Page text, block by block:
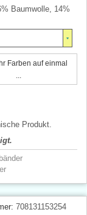
Baumwolle, 14%
Farben auf einmal
Produkt.
708131153254